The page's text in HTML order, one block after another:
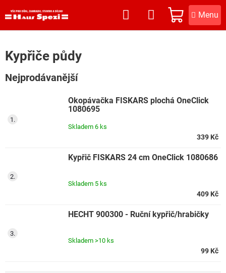
na
NÁKUPNÍ
KOŠÍK
Kypřiče půdy
Nejprodávanější
Okopávačka FISKARS plochá OneClick
1080695
Skladem 6 ks
339 Kč
Kypřič FISKARS 24 cm OneClick 1080686
Skladem 5 ks
409 Kč
HECHT 900300 - Ruční kypřič/hrabičky
Skladem >10 ks
99 Kč